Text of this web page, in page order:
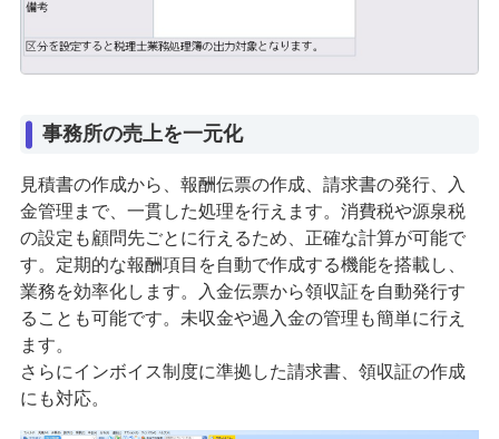
事務所の売上を一元化
見積書の作成から、報酬伝票の作成、請求書の発行、入
金管理まで、一貫した処理を行えます。消費税や源泉税
の設定も顧問先ごとに行えるため、正確な計算が可能で
す。定期的な報酬項目を自動で作成する機能を搭載し、
業務を効率化します。入金伝票から領収証を自動発行す
ることも可能です。未収金や過入金の管理も簡単に行え
ます。
さらにインボイス制度に準拠した請求書、領収証の作成
にも対応。